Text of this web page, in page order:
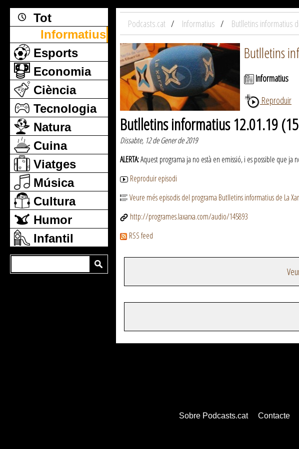
Tot
Informatius
Esports
Economia
Ciència
Tecnologia
Natura
Cuina
Viatges
Música
Cultura
Humor
Infantil
Podcasts.cat Informatius Butlletins informatius
Butlletins
Informatius
Reproduir
Butlletins informatius 12.01.19
Dissabte, 12 de Gener de 2019
ALERTA:Aquest programa ja no està en emissió, i es possible que ja
Reproduir episodi
Veure més episodis del programa Butlletins informatius de La
http://programes.laxarxa.com/audio/145893
RSS feed
Sobre Podcasts.cat Contacte